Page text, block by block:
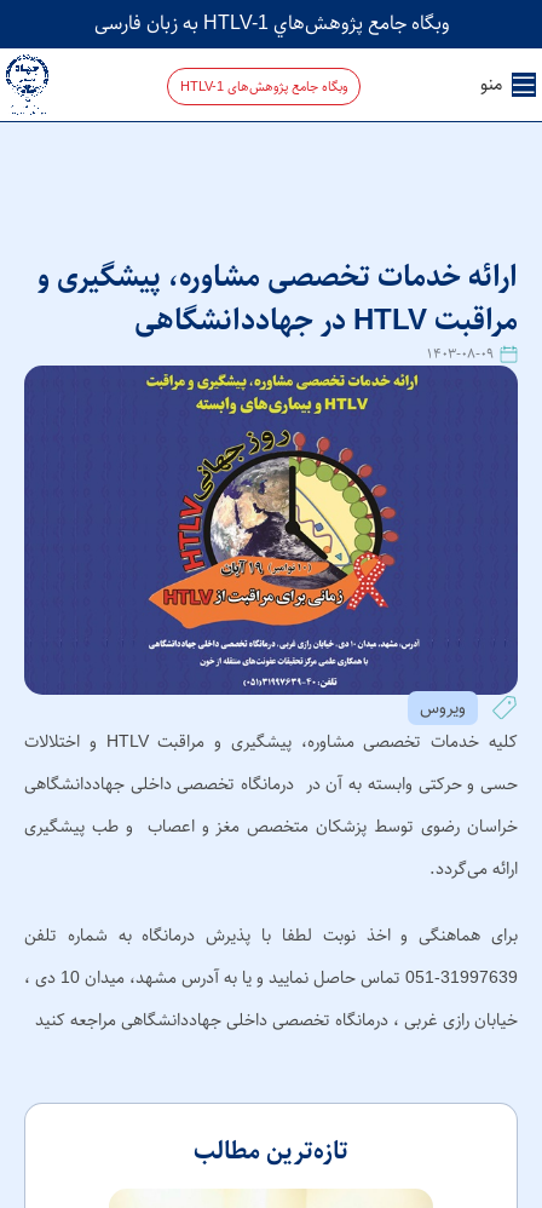
وبگاه جامع پژوهش‌هاي HTLV-1 به زبان فارسی
منو وبگاه جامع پژوهش‌های HTLV-1
ارائه خدمات تخصصی مشاوره، پیشگیری و
مراقبت HTLV در جهاددانشگاهی
۱۴۰۳-۰۸-۰۹
ویروس
کلیه خدمات تخصصی مشاوره، پیشگیری و مراقبت HTLV و اختلالات
حسی و حرکتی وابسته به آن در درمانگاه تخصصی داخلی جهاددانشگاهی
خراسان رضوی توسط پزشکان متخصص مغز و اعصاب و طب پیشگیری
ارائه می‌گردد.
برای هماهنگی و اخذ نوبت لطفا با پذیرش درمانگاه به شماره تلفن
31997639-051 تماس حاصل نمایید و یا به آدرس مشهد، میدان 10 دی ،
خیابان رازی غربی ، درمانگاه تخصصی داخلی جهاددانشگاهی مراجعه کنید
تازه‌ترین مطالب